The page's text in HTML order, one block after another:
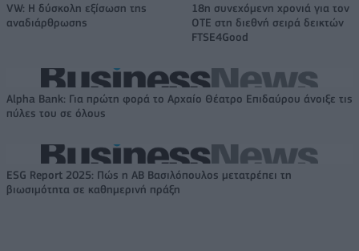
VW: Η δύσκολη εξίσωση της
αναδιάρθρωσης
18η συνεχόμενη χρονιά για τον
ΟΤΕ στη διεθνή σειρά δεικτών
FTSE4Good
Alpha Bank: Για πρώτη φορά το Αρχαίο Θέατρο Επιδαύρου άνοιξε τις
πύλες του σε όλους
ESG Report 2025: Πώς η ΑΒ Βασιλόπουλος μετατρέπει τη
βιωσιμότητα σε καθημερινή πράξη